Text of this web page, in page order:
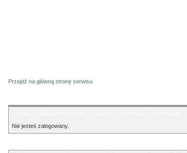
Przejdź na główną stronę serwisu
Nie jesteś zalogowany.